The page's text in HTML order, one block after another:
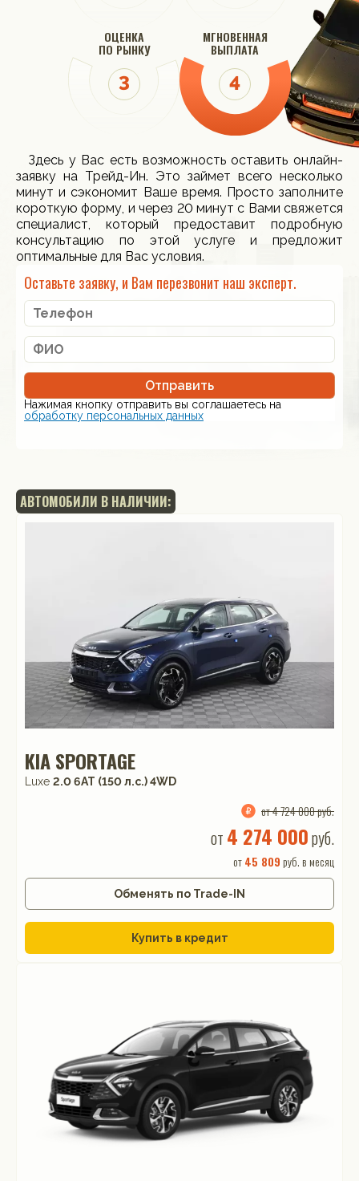
ОЦЕНКА
ПО РЫНКУ
МГНОВЕННАЯ
ВЫПЛАТА
Здесь у Вас есть возможность оставить онлайн-
заявку на Трейд-Ин. Это займет всего несколько
минут и сэкономит Ваше время. Просто заполните
короткую форму, и через 20 минут с Вами свяжется
специалист, который предоставит подробную
консультацию по этой услуге и предложит
оптимальные для Вас условия.
Оставьте заявку, и Вам перезвонит наш эксперт.
Отправить
Нажимая кнопку отправить вы соглашаетесь на
обработку персональных данных
АВТОМОБИЛИ В НАЛИЧИИ:
KIA SPORTAGE
Luxe 2.0 6AT (150 л.с.) 4WD
от 4 724 000 руб.
от 4 274 000руб.
от45 809 руб. в месяц
Обменять по Trade-IN
Купить в кредит